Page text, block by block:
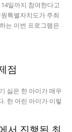
청라온
출판서비스
청라온
출판서비스
일까지 참여한다고
는 이번 프로그램은
점
싫은 한 아이가 매우
. 한 어린 아이가 이렇